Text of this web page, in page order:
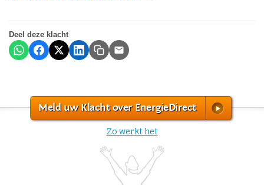
Deel deze klacht
Meld uw Klacht over EnergieDirect
Zo werkt het